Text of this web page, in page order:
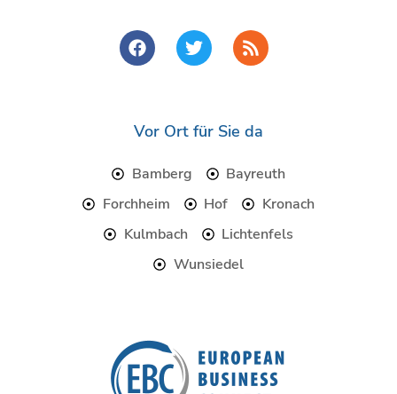
F
a
c
o
o
T
w
i
e
r
R
s
s
Vor Ort für Sie da
Bamberg
Bayreuth
Forchheim
Hof
Kronach
Kulmbach
Lichtenfels
Wunsiedel